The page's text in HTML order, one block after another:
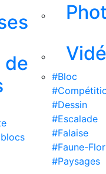
de
#Bloc
#Dessin
#Escalade
#Falaise
#Faune-
#Paysages